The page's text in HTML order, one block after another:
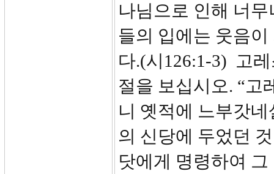
나님으로 인해 너
들의 입에는 웃음
다.(시126:1-3) 고
절을 보십시오. “고
니 옛적에 느부갓
의 신당에 두었던
닷에게 명령하여